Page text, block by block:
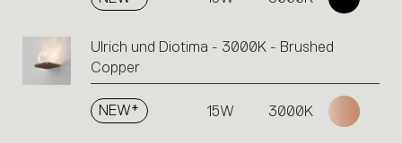
Ulrich und Diotima - 3000K - Brushed
Copper
NEW* 15W 3000K